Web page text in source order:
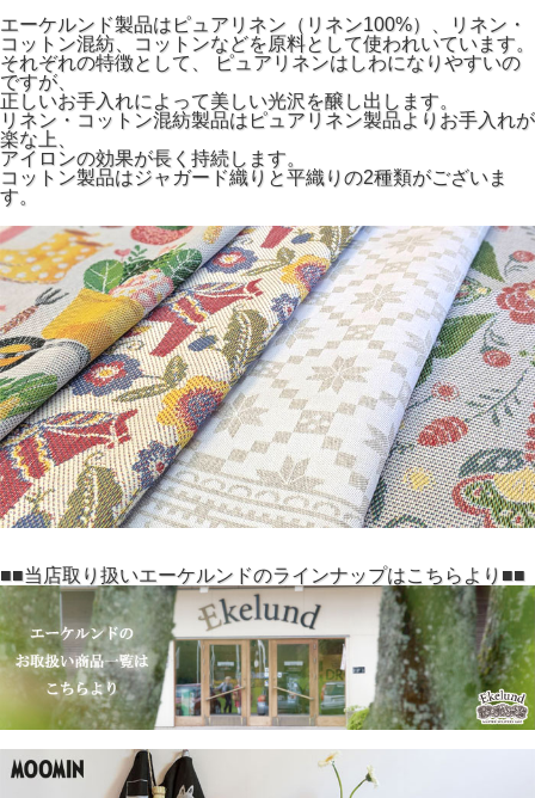
エーケルンド製品はピュアリネン（リネン100%）、リネン・
コットン混紡、コットンなどを原料として使われいています。
それぞれの特徴として、 ピュアリネンはしわになりやすいの
ですが、
正しいお手入れによって美しい光沢を醸し出します。
リネン・コットン混紡製品はピュアリネン製品よりお手入れが
楽な上、
アイロンの効果が長く持続します。
コットン製品はジャガード織りと平織りの2種類がございま
す。
■■当店取り扱いエーケルンドのラインナップはこちらより■■